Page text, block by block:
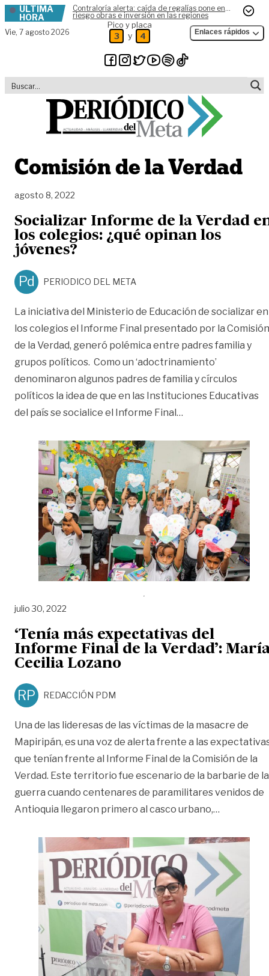
Skip to content
ÚLTIMA
HORA
Contraloría alerta: caída de regalías pone en
riesgo obras e inversión en las regiones
Vie, 7 agosto 2026
Pico y placa
3 y 4 Enlaces rápidos
Comisión de la Verdad
agosto 8, 2022
Socializar Informe de la Verdad
los colegios: ¿qué opinan los
jóvenes?
Pd PERIODICO DEL META
La iniciativa del Ministerio de Educación de socializar en
los colegios el Informe Final presentado por la Comisión
de la Verdad, generó polémica entre padres familia y
grupos políticos. Como un ‘adoctrinamiento’
denominaron algunos padres de familia y círculos
políticos la idea de que en las Instituciones Educativas
del país se socialice el Informe Final…
julio 30, 2022
‘Tenía más expectativas del
Informe Final de la Verdad’:
Cecilia Lozano
RP REDACCIÓN PDM
Una de las lideresas de las víctimas de la masacre de
Mapiripán, es una voz de alerta frente a las
que tenían frente al Informe Final de la Comisión de la
Verdad. Este territorio fue escenario de la barbarie de la
guerra cuando centenares de paramilitares venidos de
Antioquia llegaron primero al casco urbano,…